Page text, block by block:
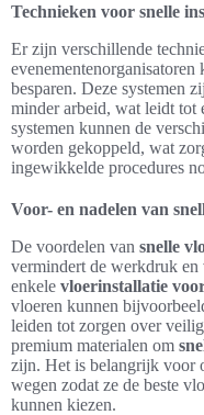
Technieken voor snelle
Er zijn verschillende
besparen. Deze systemen
minder arbeid, wat leidt tot
systemen kunnen de
worden gekoppeld, wat
ingewikkelde procedures
Voor- en nadelen van
De voordelen van snelle
vermindert de werkdruk
enkele vloerinstallatie
vloeren kunnen
leiden tot zorgen over
premium materialen om
zijn. Het is belangrijk voor
wegen zodat ze de beste
kunnen kiezen.